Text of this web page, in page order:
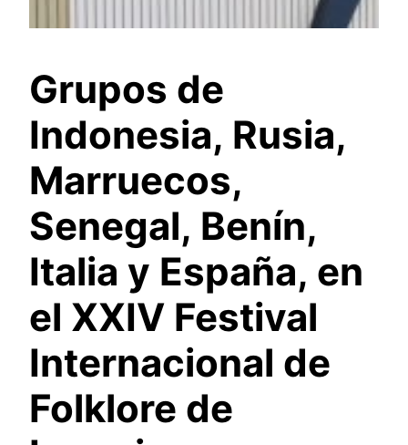
Grupos de
Indonesia, Rusia,
Marruecos,
Senegal, Benín,
Italia y España, en
el XXIV Festival
Internacional de
Folklore de